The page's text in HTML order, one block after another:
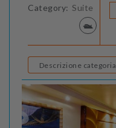
Category: Suite
Descrizione categoria